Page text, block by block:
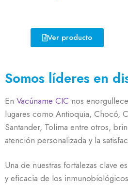
Ver producto
Somos líderes en
En Vacúname CIC nos
lugares como Antioquia, Chocó,
Santander, Tolima entre otros,
atención personalizada y la
Una de nuestras fortalezas clave
y eficacia de los